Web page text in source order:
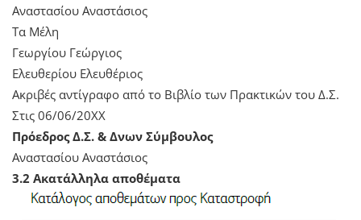
Αναστασίου Αναστάσιος
Τα Μέλη
Γεωργίου Γεώργιος
Ελευθερίου Ελευθέριος
Ακριβές αντίγραφο από το Βιβλίο των Πρακτικών του Δ.Σ.
Στις 06/06/20ΧΧ
Πρόεδρος Δ.Σ. & Δνων Σύμβουλος
Αναστασίου Αναστάσιος
3.2 Ακατάλληλα αποθέματα